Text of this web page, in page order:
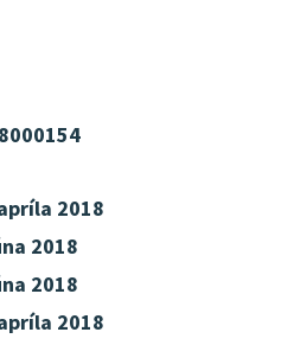
2018
2018
2018
2018